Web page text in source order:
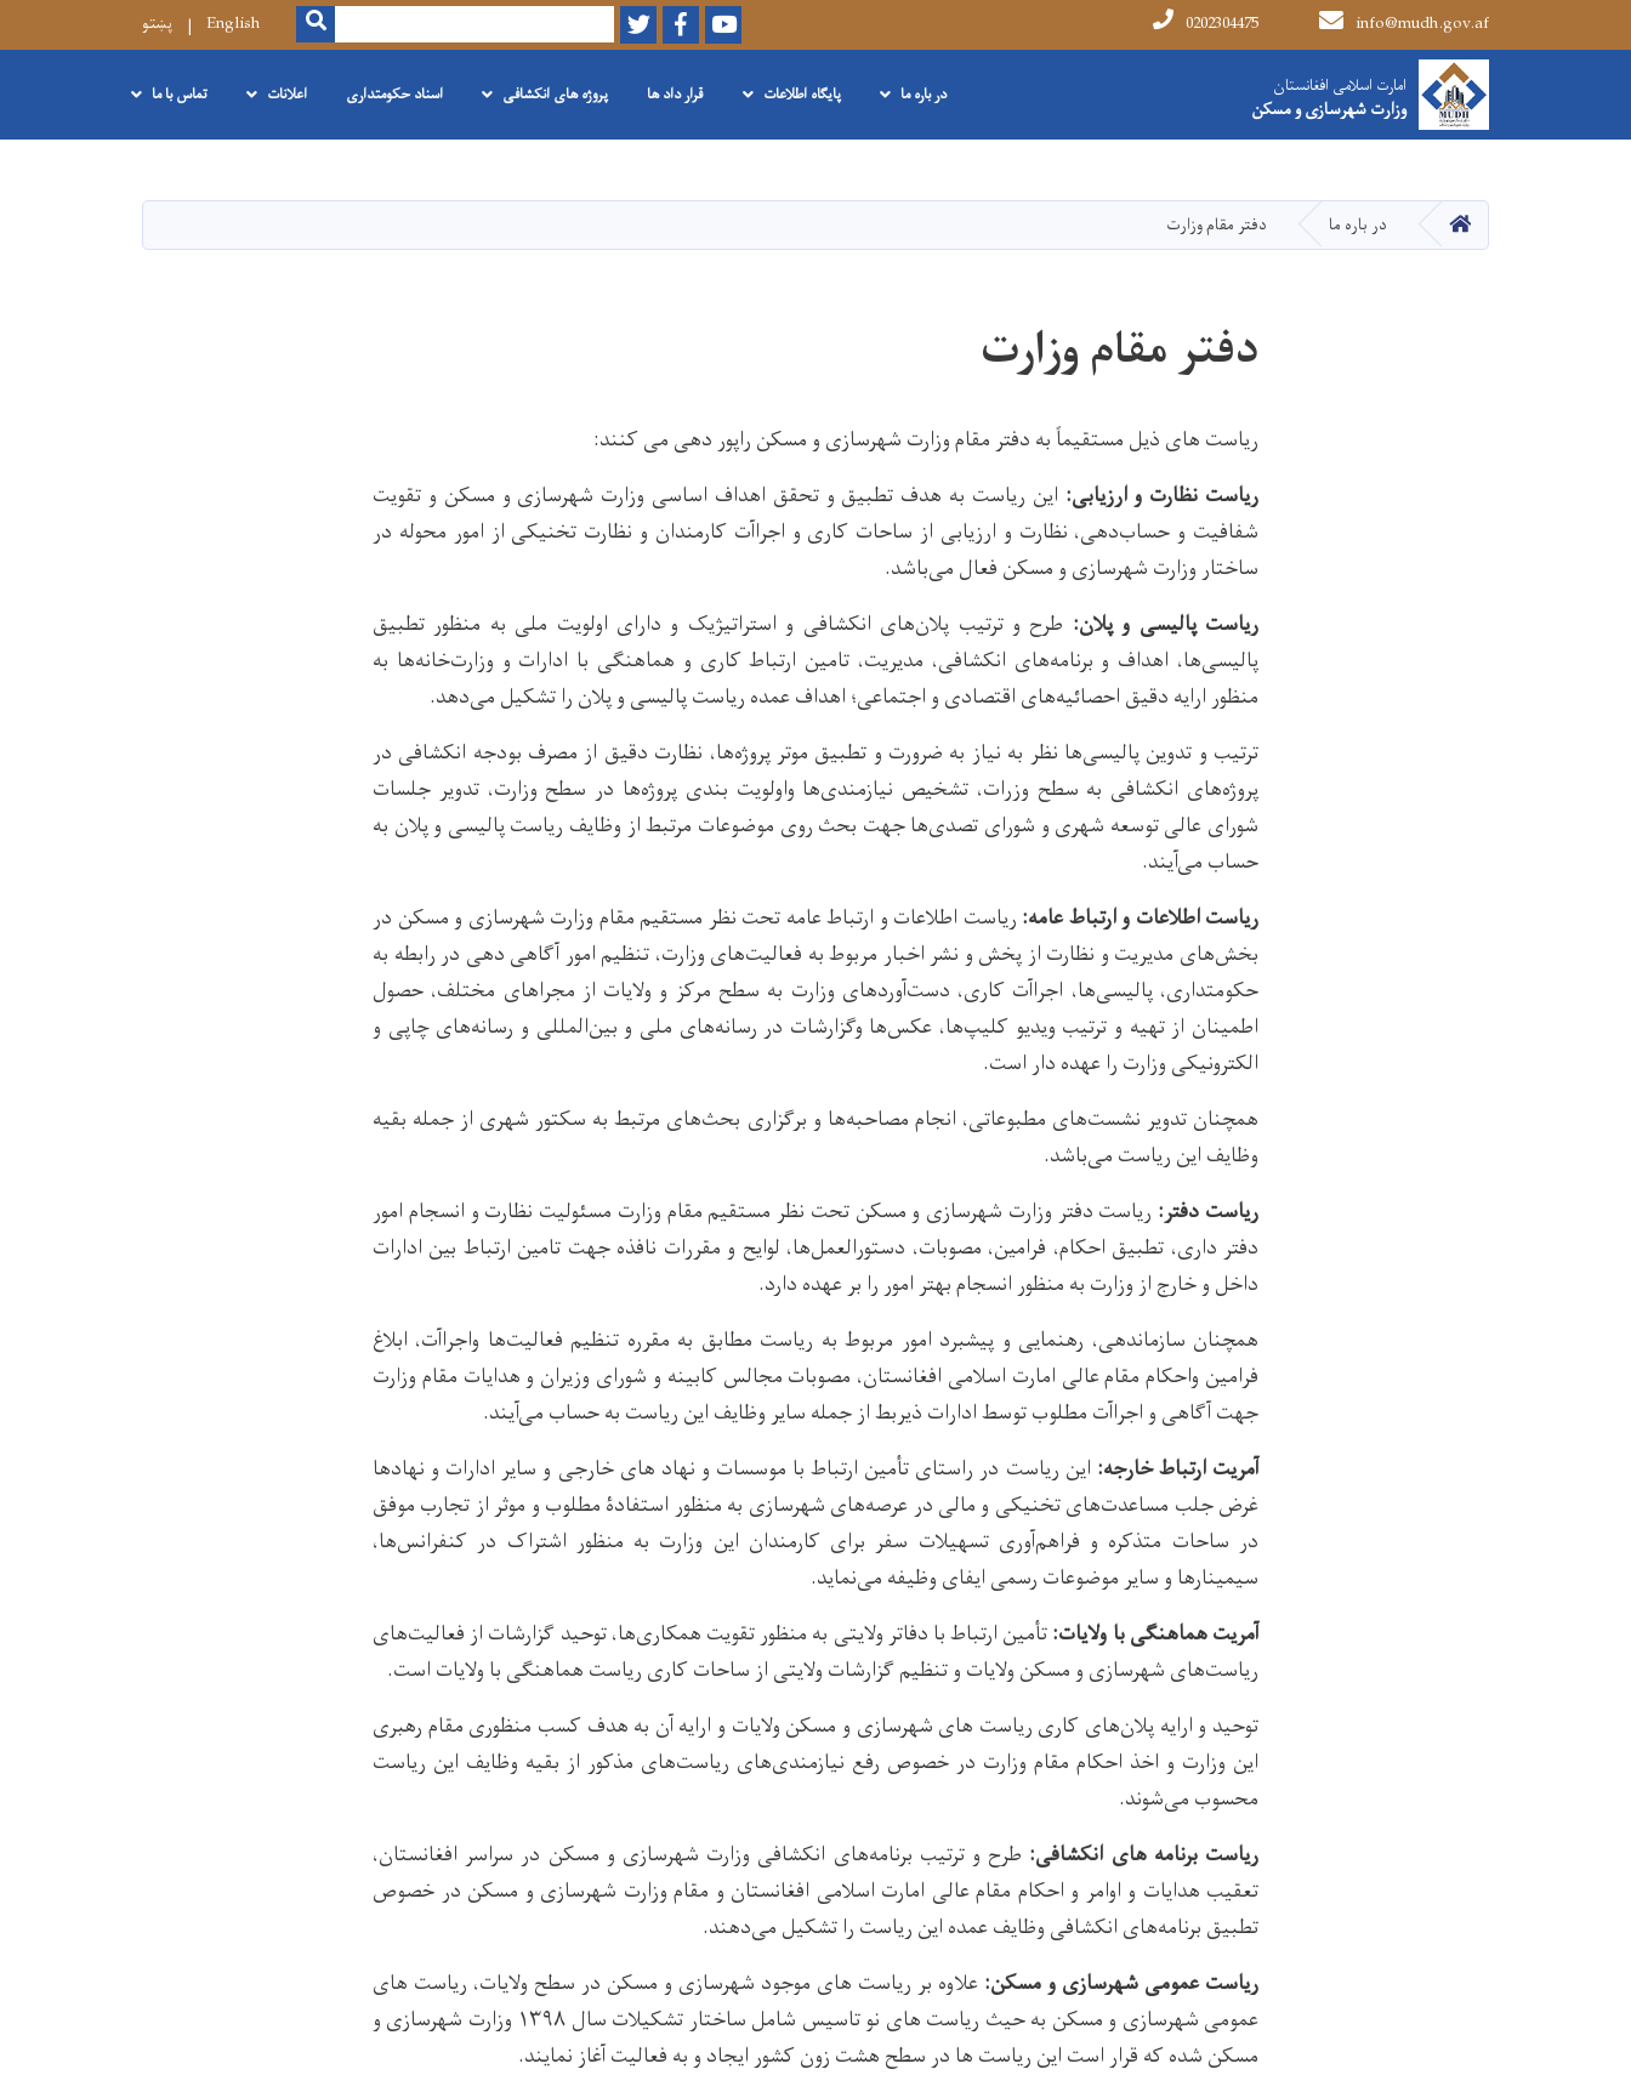
content
امارت اسلامی افغانستان
وزارت شهرسازی و مسکن
info@mudh.gov.af
0202304475
Youtube
Facebook
Twitter
Search
SEARCH
English پښتو
Main navigation
امارت اسلامی افغانستان
وزارت شهرسازی و مسکن در باره ما پایگاه اطلاعات قرار داد ها پروژه های انکشافی اسناد حکومتداری اعلانات تماس با ما
HOME در باره ما دفتر مقام وزارت
دفتر مقام وزارت
ریاست های ذیل مستقیماً به دفتر مقام وزارت شهرسازی و مسکن راپور دهی می کنند:
ریاست نظارت و ارزیابی: این ریاست به هدف تطبیق و تحقق اهداف اساسی وزارت شهرسازی و مسکن و تقویت
شفافیت و حساب‌دهی، نظارت و ارزیابی از ساحات کاری و اجراآت کارمندان و نظارت تخنیکی از امور محوله در
ساختار وزارت شهرسازی و مسکن فعال می‌باشد.
ریاست پالیسی و پلان: طرح و ترتیب پلان‌های انکشافی و استراتیژیک و دارای اولویت ملی به منظور تطبیق
پالیسی‌ها، اهداف و برنامه‌های انکشافی، مدیریت، تامین ارتباط کاری و هماهنگی با ادارات و وزارت‌خانه‌ها به
منظور ارایه دقیق احصائیه‌های اقتصادی و اجتماعی؛ اهداف عمده ریاست پالیسی و پلان را تشکیل می‌دهد.
ترتیب و تدوین پالیسی‌ها نظر به نیاز به ضرورت و تطبیق موتر پروژه‌ها، نظارت دقیق از مصرف بودجه انکشافی در
پروژه‌های انکشافی به سطح وزرات، تشخیص نیازمندی‌ها واولویت‌ بندی پروژه‌ها در سطح وزارت، تدویر جلسات
شورای عالی توسعه شهری و شورای تصدی‌ها جهت بحث روی موضوعات مرتبط از وظایف ریاست پالیسی و پلان به
حساب می‌آیند.
ریاست اطلاعات و ارتباط عامه:ریاست اطلاعات و ارتباط عامه تحت نظر مستقیم مقام وزارت شهرسازی و مسکن در
بخش‌های مدیریت و نظارت از پخش و نشر اخبار مربوط به فعالیت‌های وزارت، تنظیم امور آگاهی دهی در رابطه به
حکومتداری، پالیسی‌ها، اجراآت کاری، دست‌آوردهای وزارت به سطح مرکز و ولایات از مجراهای مختلف، حصول
اطمینان از تهیه و ترتیب ویدیو کلیپ‌ها، عکس‌ها وگزارشات در رسانه‌های ملی و بین‌المللی و رسانه‌های چاپی و
الکترونیکی وزارت را عهده دار است.
همچنان تدویر نشست‌های مطبوعاتی، انجام مصاحبه‌ها و برگزاری بحث‌های مرتبط به سکتور شهری از جمله بقیه
وظایف این ریاست می‌باشد.
ریاست دفتر: ریاست دفتر وزارت شهرسازی و مسکن تحت نظر مستقیم مقام وزارت مسئولیت نظارت و انسجام امور
دفتر داری، تطبیق احکام، فرامين، مصوبات، دستورالعمل‌ها، لوايح و مقررات نافذه جهت تامين ارتباط بين ادارات
داخل و خارج از وزارت به منظور انسجام بهتر امور را بر عهده دارد.
همچنان سازماندهی، رهنمایی و پیشبرد امور مربوط به ریاست مطابق به مقرره تنظیم فعالیت‌ها واجراآت، ابلاغ
فرامین واحکام مقام عالی امارت اسلامی افغانستان، مصوبات مجالس کابینه و شورای وزیران و هدایات مقام وزارت
جهت آگاهی و اجراآت مطلوب توسط ادارات ذیربط از جمله سایر وظایف این ریاست به حساب می‌آیند.
آمریت ارتباط خارجه: این ریاست در راستای تأمین ارتباط با موسسات و نهاد های خارجی و سایر ادارات و نهادها
غرض جلب مساعدت‌های تخنیکی و مالی در عرصه‌های شهرسازی به منظور استفادۀ مطلوب و موثر از تجارب موفق
در ساحات متذکره و فراهم‌آوری تسهیلات سفر برای کارمندان این وزارت به منظور اشتراک در کنفرانس‌ها،
سیمینارها و سایر موضوعات رسمی ایفای وظیفه می‌نماید.
آمریت هماهنگی با ولایات:تأمین ارتباط با دفاتر ولایتی به منظور تقویت همکاری‌ها، توحید گزارشات از فعالیت‌های
ریاست‌های شهرسازی و مسکن ولایات و تنظیم گزارشات ولایتی از ساحات کاری ریاست هماهنگی با ولایات است.
توحید و ارایه پلان‌های کاری ریاست های شهرسازی و مسکن ولایات و ارایه آن به هدف کسب منظوری مقام رهبری
این وزارت و اخذ احکام مقام وزارت در خصوص رفع نیازمندی‌های ریاست‌های مذکور از بقیه وظایف این ریاست
محسوب می‌شوند.
ریاست برنامه های انکشافی: طرح و ترتیب برنامه‌های انکشافی وزارت شهرسازی و مسکن در سراسر افغانستان،
تعقیب هدایات و اوامر و احکام مقام عالی امارت اسلامی افغانستان و مقام وزارت شهرسازی و مسکن در خصوص
تطبیق برنامه‌های انکشافی وظایف عمده این ریاست را تشکیل می‌دهند.
ریاست عمومی شهرسازی و مسکن:علاوه بر ریاست های موجود شهرسازی و مسکن در سطح ولایات، ریاست های
عمومی شهرسازی و مسکن به حیث ریاست های نو تاسیس شامل ساختار تشکیلات سال ۱۳۹۸ وزارت شهرسازی و
مسکن شده که قرار است این ریاست ها در سطح هشت زون کشور ایجاد و به فعالیت آغاز نمایند.